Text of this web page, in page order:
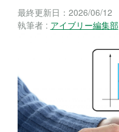
最終更新日： 2026/06/12
執筆者 : アイブリー編集部